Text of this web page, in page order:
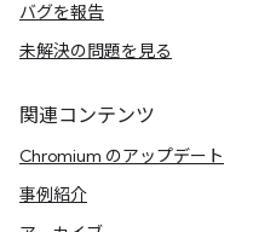
バグを報告
未解決の問題を見る
関連コンテンツ
Chromium のアップデート
事例紹介